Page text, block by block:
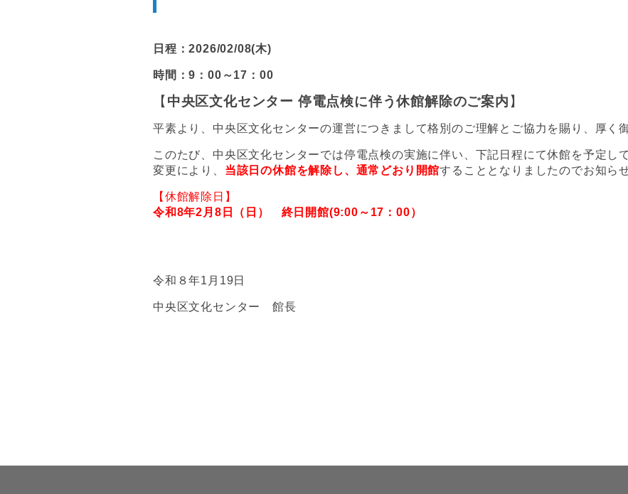
日程：2026/02/08(木)
時間：9：00～17：00
【 中央区文化センター 停電点検に伴う休館解除のご案内 】
平素より、中央区文化センターの運営につきまして格別のご理解とご協力を賜り、厚く
このたび、中央区文化センターでは停電点検の実施に伴い、下記日程にて休館を予定し
変更により、 当該日の休館を解除し、通常どおり開館することとなりましたのでお知ら
【休館解除日】
令和8年2月8日（日） 終日開館(9:00～17：00）
令和８年1月19日
中央区文化センター 館長